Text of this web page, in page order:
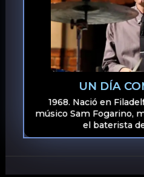
UN DÍA
1968. Nació en
músico Sam Fogarino,
el baterista